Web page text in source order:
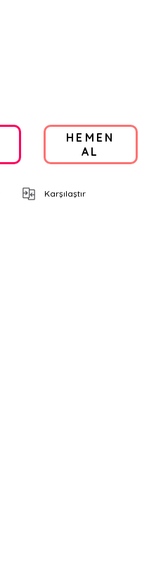
HEMEN
AL
Karşılaştır